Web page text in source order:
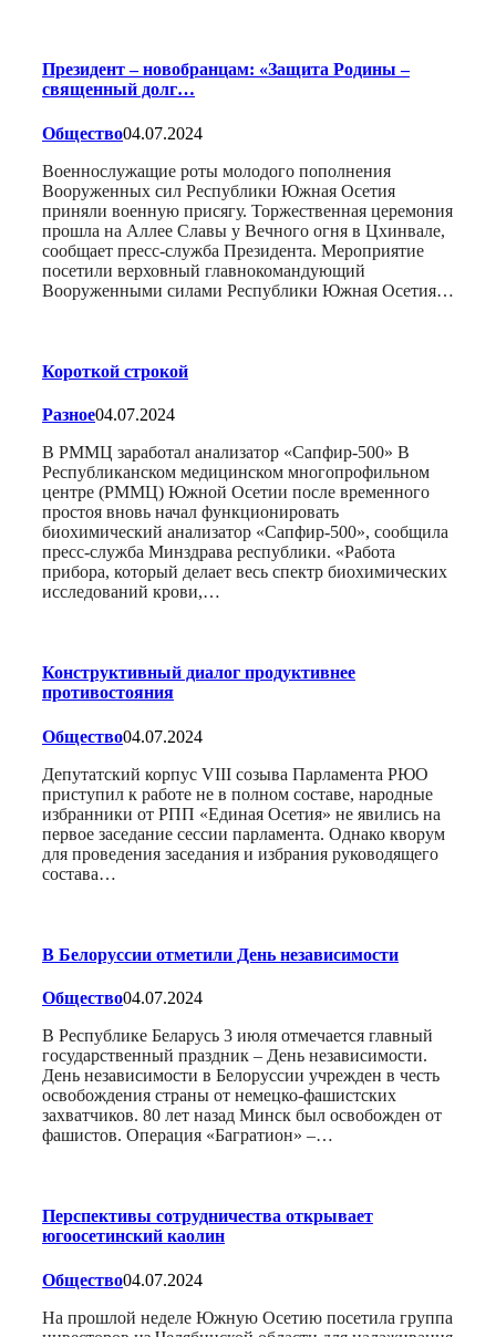
Президент – новобранцам: «Защита Родины –
священный долг…
Общество04.07.2024
Военнослужащие роты молодого пополнения
Вооруженных сил Республики Южная Осетия
приняли военную присягу. Торжественная церемония
прошла на Аллее Славы у Вечного огня в Цхинвале,
сообщает пресс-служба Президента. Мероприятие
посетили верховный главнокомандующий
Вооруженными силами Республики Южная Осетия…
Короткой строкой
Разное04.07.2024
В РММЦ заработал анализатор «Сапфир-500» В
Республиканском медицинском многопрофильном
центре (РММЦ) Южной Осетии после временного
простоя вновь начал функционировать
биохимический анализатор «Сапфир-500», сообщила
пресс-служба Минздрава республики. «Работа
прибора, который делает весь спектр биохимических
исследований крови,…
Конструктивный диалог продуктивнее
противостояния
Общество04.07.2024
Депутатский корпус VIII созыва Парламента РЮО
приступил к работе не в полном составе, народные
избранники от РПП «Единая Осетия» не явились на
первое заседание сессии парламента. Однако кворум
для проведения заседания и избрания руководящего
состава…
В Белоруссии отметили День независимости
Общество04.07.2024
В Республике Беларусь 3 июля отмечается главный
государственный праздник – День независимости.
День независимости в Белоруссии учрежден в честь
освобождения страны от немецко-фашистских
захватчиков. 80 лет назад Минск был освобожден от
фашистов. Операция «Багратион» –…
Перспективы сотрудничества открывает
югоосетинский каолин
Общество04.07.2024
На прошлой неделе Южную Осетию посетила группа